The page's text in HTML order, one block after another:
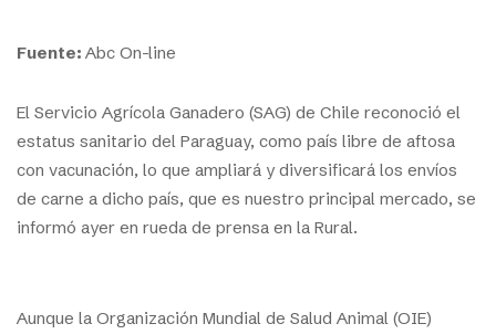
Fuente: Abc On-line
El Servicio Agrícola Ganadero (SAG) de Chile reconoció el
estatus sanitario del Paraguay, como país libre de aftosa
con vacunación, lo que ampliará y diversificará los envíos
de carne a dicho país, que es nuestro principal mercado, se
informó ayer en rueda de prensa en la Rural.
Aunque la Organización Mundial de Salud Animal (OIE)